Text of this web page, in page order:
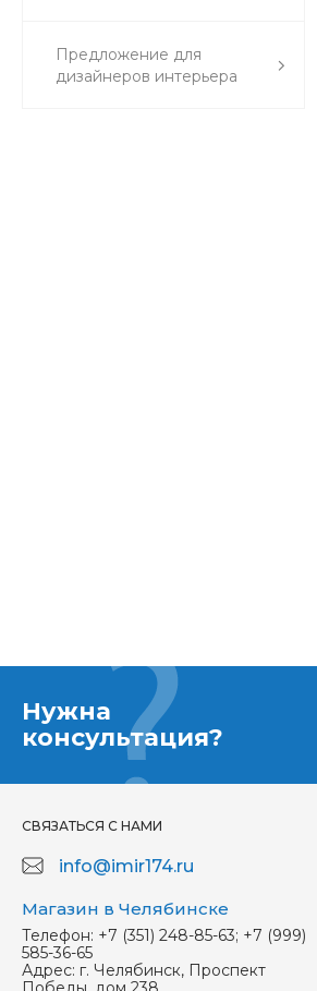
Предложение для
дизайнеров интерьера
Нужна
консультация?
СВЯЗАТЬСЯ С НАМИ
info@imir174.ru
Магазин в Челябинске
Телефон: +7 (351) 248-85-63; +7 (999)
585-36-65
Адрес: г. Челябинск, Проспект